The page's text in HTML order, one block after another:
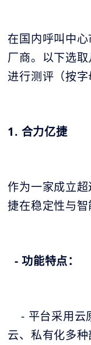
在国内呼叫中
厂商。以下选
进行测评（按字
1. 合力亿捷
作为一家成立
捷在稳定性与智
- 功能特点：
- 平台采用云
云、私有化多